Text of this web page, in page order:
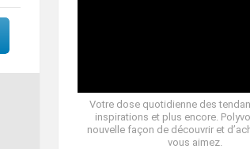
Votre dose quotidienne des
inspirations et plus encore.
nouvelle façon de découvrir et
vous aimez.